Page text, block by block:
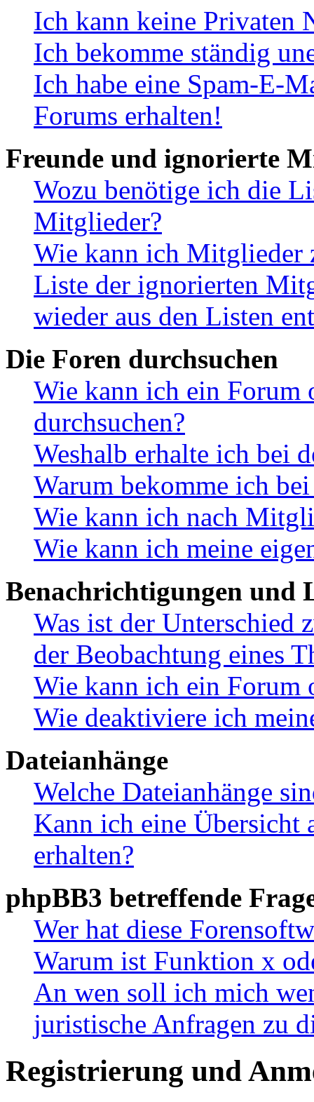
Ich kann keine Privaten
Ich bekomme ständig
Ich habe eine Spam-E-
Forums erhalten!
Freunde und ignorierte
Wozu benötige ich die
Mitglieder?
Wie kann ich Mitglieder
Liste der ignorierten
wieder aus den Listen
Die Foren durchsuchen
Wie kann ich ein Forum
durchsuchen?
Weshalb erhalte ich bei
Warum bekomme ich
Wie kann ich nach
Wie kann ich meine
Benachrichtigungen und
Was ist der Unterschied
der Beobachtung eines
Wie kann ich ein Forum
Wie deaktiviere ich
Dateianhänge
Welche Dateianhänge
Kann ich eine Übersicht
erhalten?
phpBB3 betreffende
Wer hat diese
Warum ist Funktion x
An wen soll ich mich
juristische Anfragen zu
Registrierung und